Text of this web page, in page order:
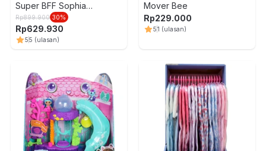
Super BFF Sophia
Sparkles Brown Hair F9852
Rp899.900 30%
Rp629.930
55 (ulasan)
Mover Bee
Rp229.000
51 (ulasan)